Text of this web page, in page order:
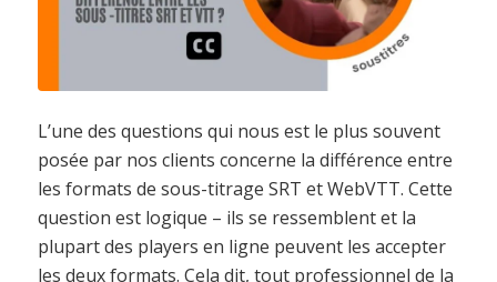
L’une des questions qui nous est le plus souvent
posée par nos clients concerne la différence entre
les formats de sous-titrage SRT et WebVTT. Cette
question est logique – ils se ressemblent et la
plupart des players en ligne peuvent les accepter
les deux formats. Cela dit, tout professionnel de la